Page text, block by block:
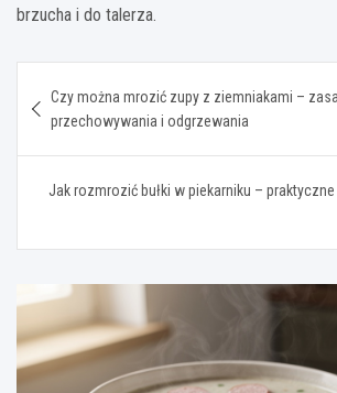
brzucha i do talerza.
wpisu
Czy można mrozić zupy z ziemniakami –
przechowywania i odgrzewania
Jak rozmrozić bułki w piekarniku –